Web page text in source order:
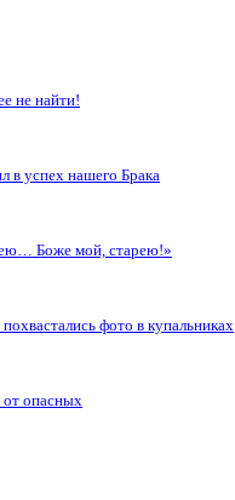
не найти!
в успех нашего Брака
Боже мой, старею!»
фото в купальниках
от опасных